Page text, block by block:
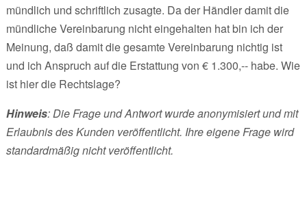
mündlich und schriftlich zusagte. Da der Händler damit die
mündliche Vereinbarung nicht eingehalten hat bin ich der
Meinung, daß damit die gesamte Vereinbarung nichtig ist
und ich Anspruch auf die Erstattung von € 1.300,-- habe. Wie
ist hier die Rechtslage?
Hinweis: Die Frage und Antwort wurde anonymisiert und mit
Erlaubnis des Kunden veröffentlicht. Ihre eigene Frage wird
standardmäßig nicht veröffentlicht.